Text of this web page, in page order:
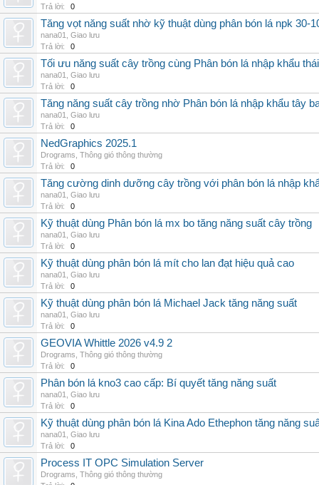
Trả lời:
0
Tăng vọt năng suất nhờ kỹ thuật dùng phân bón lá npk 30-
nana01
Giao lưu
Trả lời:
0
Tối ưu năng suất cây trồng cùng Phân bón lá nhập khẩu
nana01
Giao lưu
Trả lời:
0
Tăng năng suất cây trồng nhờ Phân bón lá nhập khẩu tây
nana01
Giao lưu
Trả lời:
0
NedGraphics 2025.1
Drograms Thông gió thông thường
Trả lời:
0
Tăng cường dinh dưỡng cây trồng với phân bón lá nhập
nana01
Giao lưu
Trả lời:
0
Kỹ thuật dùng Phân bón lá mx bo tăng năng suất cây trồng
nana01
Giao lưu
Trả lời:
0
Kỹ thuật dùng phân bón lá mít cho lan đạt hiệu quả cao
nana01
Giao lưu
Trả lời:
0
Kỹ thuật dùng phân bón lá Michael Jack tăng năng suất
nana01
Giao lưu
Trả lời:
0
GEOVIA Whittle 2026 v4.9 2
Drograms Thông gió thông thường
Trả lời:
0
Phân bón lá kno3 cao cấp: Bí quyết tăng năng suất
nana01
Giao lưu
Trả lời:
0
Kỹ thuật dùng phân bón lá Kina Ado Ethephon tăng năng
nana01
Giao lưu
Trả lời:
0
Process IT OPC Simulation Server
Drograms Thông gió thông thường